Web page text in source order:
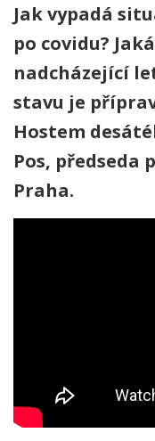
Jak vypadá
po covidu?
nadcházející
stavu je
Hostem
Pos, předseda
Praha.